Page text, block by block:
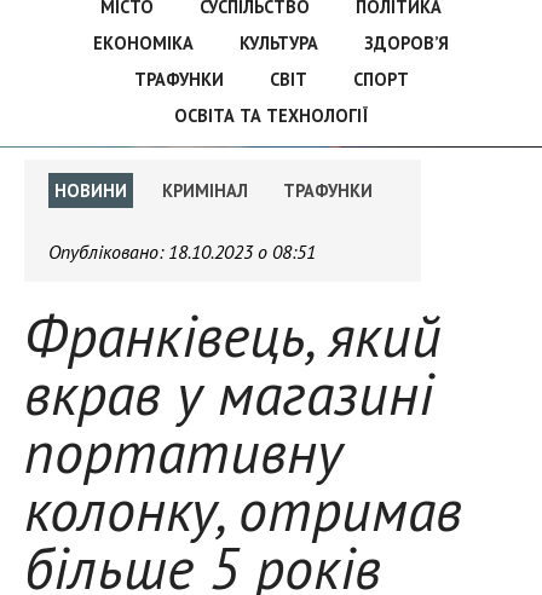
МІСТО СУСПІЛЬСТВО
ПОЛІТИКА
ЕКОНОМІКА
КУЛЬТУРА
ЗДОРОВ’Я
ТРАФУНКИ
СВІТ
СПОРТ
ОСВІТА ТА ТЕХНОЛОГІЇ
НОВИНИ КРИМІНАЛ ТРАФУНКИ
Опубліковано: 18.10.2023 о 08:51
Франківець, який
вкрав у магазині
портативну
колонку, отримав
більше 5 років